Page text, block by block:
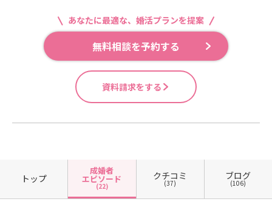
あなたに最適な、婚活プランを提案
無料相談を予約する
資料請求をする
トップ
成婚者
エピソード
(22)
クチコミ
(37)
ブログ
(106)